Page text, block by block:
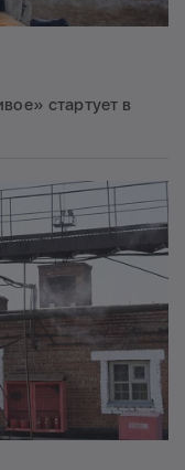
стартует в